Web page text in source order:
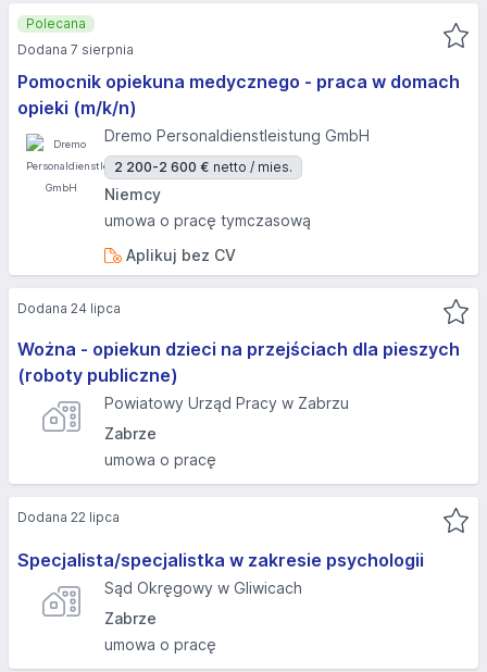
Pomocnik opiekuna medycznego - praca w domach
opieki (m/k/n)
Dremo Personaldienstleistung GmbH
2 200-2 600 € netto / mies.
Niemcy
umowa o pracę tymczasową
Aplikuj bez CV
Polecana
Dodana 7 sierpnia
Wożna - opiekun dzieci na przejściach dla pieszych
(roboty publiczne)
Powiatowy Urząd Pracy w Zabrzu
Zabrze
umowa o pracę
Dodana 24 lipca
Specjalista/specjalistka w zakresie psychologii
Sąd Okręgowy w Gliwicach
Zabrze
umowa o pracę
Dodana 22 lipca